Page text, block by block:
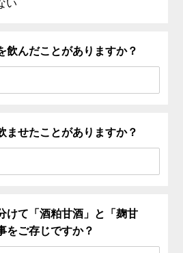
い
飲んだことがありますか？
ませたことがありますか？
けて「酒粕甘酒」と「麹甘
をご存じですか？